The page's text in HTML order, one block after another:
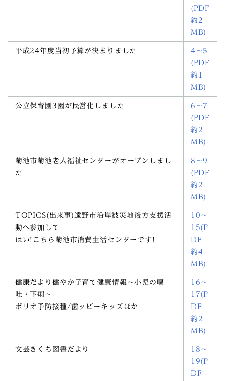
(PDF
約2
MB)
平成24年度当初予算が決まりました
4～5
(PDF
約1
MB)
公立保育園3園が民営化しました
6～7
(PDF
約2
MB)
菊池市菊池老人福祉センターがオープンしまし
た
8～9
(PDF
約2
MB)
TOPICS(出来事)遠野市沿岸被災地後方支援活
動へ参加して
はい!こちら菊池市消費生活センターです!
10～
15(P
DF
約4
MB)
健康だより健やか子育て健康情報～小児の嘔
吐・下痢～
ポリオ予防接種/歯ッピーキッズほか
16～
17(P
DF
約2
MB)
文芸きくち図書だより
18～
19(P
DF